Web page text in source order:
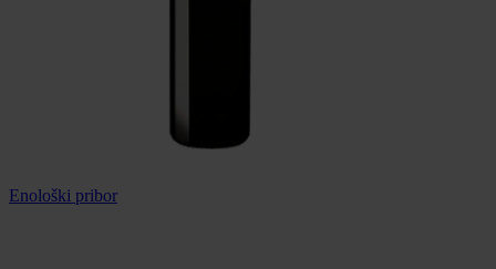
Enološki pribor